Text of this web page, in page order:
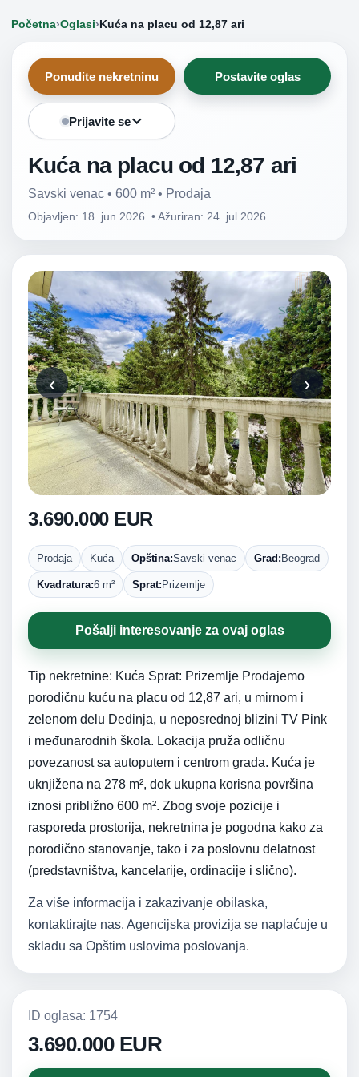
Početna›Oglasi›Kuća na placu od 12,87 ari
Ponudite nekretninu Postavite oglas
Prijavite se
Kuća na placu od 12,87 ari
Savski venac • 600 m² • Prodaja
Objavljen: 18. jun 2026. •Ažuriran: 24. jul 2026.
‹ ›
3.690.000 EUR
Prodaja Kuća Opština:Savski venac Grad: Beograd
Kvadratura:6 m² Sprat: Prizemlje
Pošalji interesovanje za ovaj oglas
Tip nekretnine: Kuća Sprat: Prizemlje Prodajemo
porodičnu kuću na placu od 12,87 ari, u mirnom i
zelenom delu Dedinja, u neposrednoj blizini TV Pink
i međunarodnih škola. Lokacija pruža odličnu
povezanost sa autoputem i centrom grada. Kuća je
uknjižena na 278 m², dok ukupna korisna površina
iznosi približno 600 m². Zbog svoje pozicije i
rasporeda prostorija, nekretnina je pogodna kako za
porodično stanovanje, tako i za poslovnu delatnost
(predstavništva, kancelarije, ordinacije i slično).
Za više informacija i zakazivanje obilaska,
kontaktirajte nas. Agencijska provizija se naplaćuje u
skladu sa Opštim uslovima poslovanja.
ID oglasa: 1754
3.690.000 EUR